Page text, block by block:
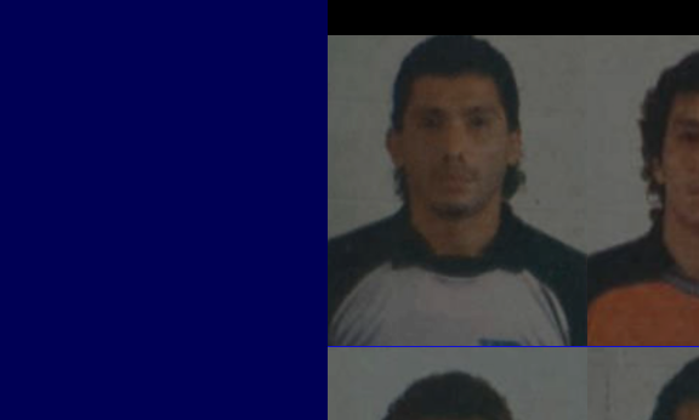
RAUL GARCIA
portero